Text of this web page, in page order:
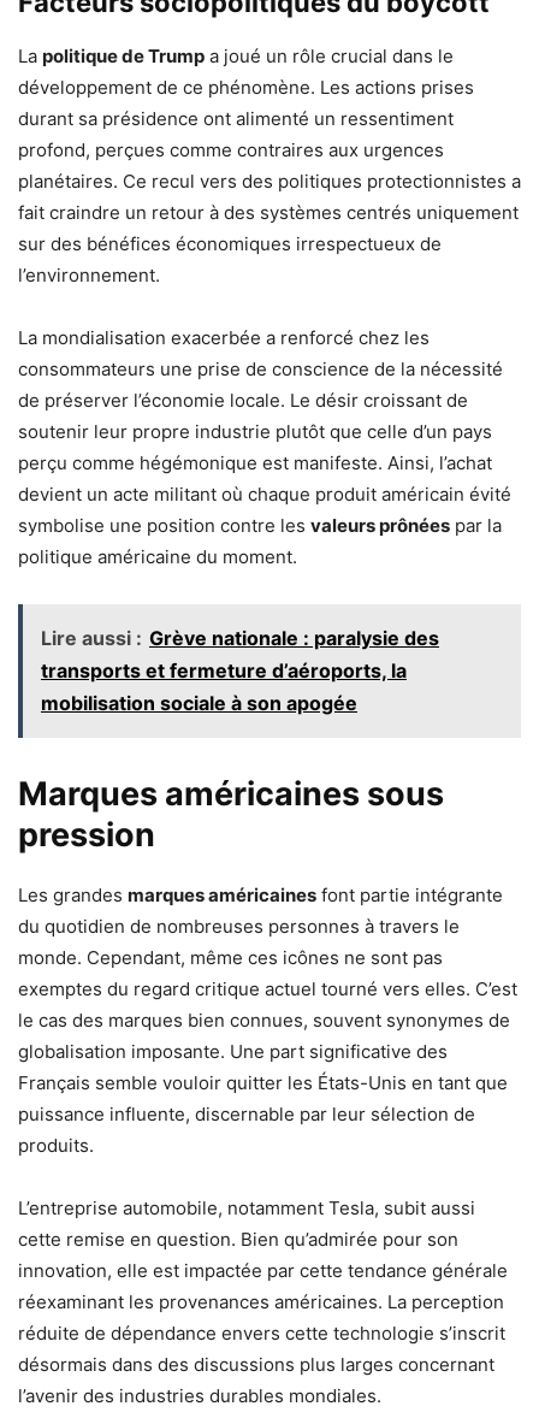
La politique de Trump a joué un rôle crucial dans le
développement de ce phénomène. Les actions prises
durant sa présidence ont alimenté un ressentiment
profond, perçues comme contraires aux urgences
planétaires. Ce recul vers des politiques protectionnistes a
fait craindre un retour à des systèmes centrés uniquement
sur des bénéfices économiques irrespectueux de
l’environnement.
La mondialisation exacerbée a renforcé chez les
consommateurs une prise de conscience de la nécessité
de préserver l’économie locale. Le désir croissant de
soutenir leur propre industrie plutôt que celle d’un pays
perçu comme hégémonique est manifeste. Ainsi, l’achat
devient un acte militant où chaque produit américain évité
symbolise une position contre les valeurs prônées par la
politique américaine du moment.
Lire aussi : Grève nationale : paralysie des
transports et fermeture d’aéroports, la
mobilisation sociale à son apogée
Marques américaines sous
pression
Les grandes marques américaines font partie intégrante
du quotidien de nombreuses personnes à travers le
monde. Cependant, même ces icônes ne sont pas
exemptes du regard critique actuel tourné vers elles. C’est
le cas des marques bien connues, souvent synonymes de
globalisation imposante. Une part significative des
Français semble vouloir quitter les États-Unis en tant que
puissance influente, discernable par leur sélection de
produits.
L’entreprise automobile, notamment Tesla, subit aussi
cette remise en question. Bien qu’admirée pour son
innovation, elle est impactée par cette tendance générale
réexaminant les provenances américaines. La perception
réduite de dépendance envers cette technologie s’inscrit
désormais dans des discussions plus larges concernant
l’avenir des industries durables mondiales.